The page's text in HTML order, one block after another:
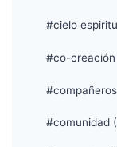
#cielo
#co-creación
#comunidad